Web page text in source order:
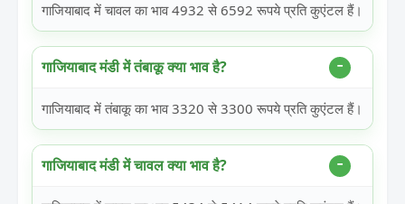
गाजियाबाद में चावल का भाव 4932 से 6592 रूपये प्रति कुएंटल हैं।
गाजियाबाद मंडी में तंबाकू क्या भाव है?
गाजियाबाद में तंबाकू का भाव 3320 से 3300 रूपये प्रति कुएंटल हैं।
गाजियाबाद मंडी में चावल क्या भाव है?